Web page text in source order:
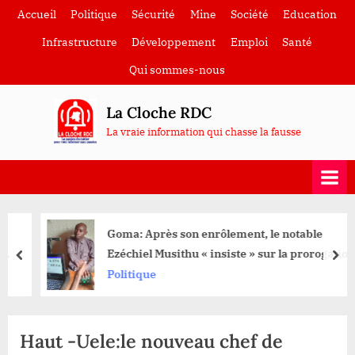
SkipAccueil Politique Sécurité Mine Société
Education
Infrastructure
Développement Emploi
Santé
Qui sommes-nous
La Cloche RDC
La vraie information qui chasse la fausse
Goma: Après son enrôlement, le notable
Ezéchiel Musithu « insiste » sur la prorogation
du délai des opérations
Politique
prev
Haut -Uele:le nouveau chef de